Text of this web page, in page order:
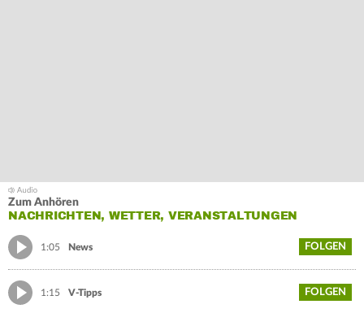
Zum Anhören
NACHRICHTEN, WETTER, VERANSTALTUNGEN
1:05 News FOLGEN
1:15 V-Tipps FOLGEN